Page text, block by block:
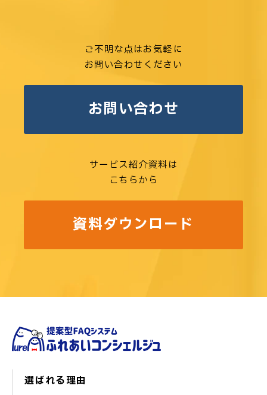
ご不明な点はお気軽に
お問い合わせください
お問い合わせ
サービス紹介資料は
こちらから
資料ダウンロード
選ばれる理由